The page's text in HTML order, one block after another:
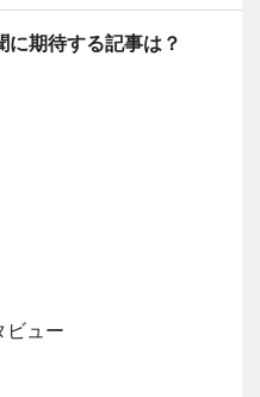
に期待する記事は？
ビュー